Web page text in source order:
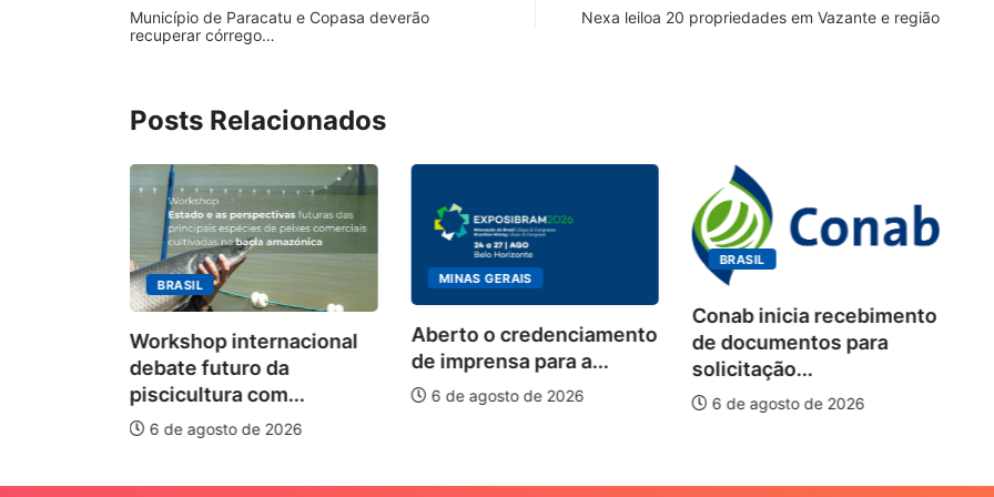
Município de Paracatu e Copasa deverão
recuperar córrego…
Nexa leiloa 20 propriedades em Vazante e região
Posts Relacionados
BRASIL
Workshop internacional
debate futuro da
piscicultura com...
6 de agosto de 2026
MINAS GERAIS
Aberto o credenciamento
de imprensa para a...
6 de agosto de 2026
BRASIL
Conab inicia recebimento
de documentos para
solicitação...
6 de agosto de 2026